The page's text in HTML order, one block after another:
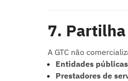
7.
A GTC não
Entidades públicas
Prestadores de